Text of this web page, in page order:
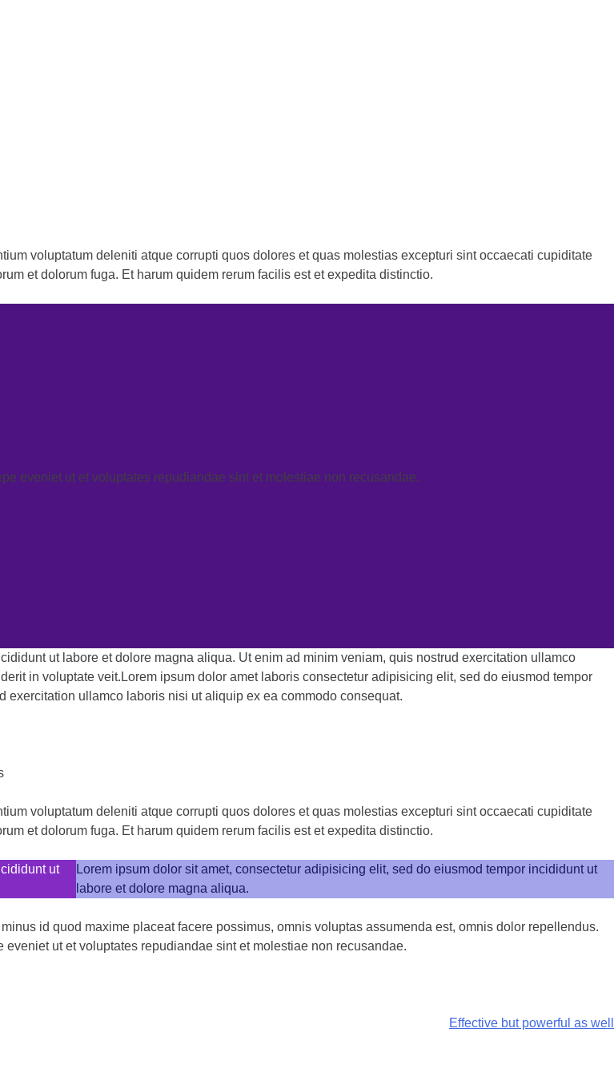
voluptatum deleniti atque corrupti quos dolores et quas molestias excepturi sint occaecati cupiditate
et dolorum fuga. Et harum quidem rerum facilis est et expedita distinctio.
eveniet ut et voluptates repudiandae sint et molestiae non recusandae.
ut labore et dolore magna aliqua. Ut enim ad minim veniam, quis nostrud exercitation ullamco
in voluptate veit.Lorem ipsum dolor amet laboris consectetur adipisicing elit, sed do eiusmod tempor
ullamco laboris nisi ut aliquip ex ea commodo consequat.
voluptatum deleniti atque corrupti quos dolores et quas molestias excepturi sint occaecati cupiditate
et dolorum fuga. Et harum quidem rerum facilis est et expedita distinctio.
ut
Lorem ipsum dolor sit amet, consectetur adipisicing elit, sed do eiusmod tempor incididunt ut
labore et dolore magna aliqua.
id quod maxime placeat facere possimus, omnis voluptas assumenda est, omnis dolor repellendus.
ut et voluptates repudiandae sint et molestiae non recusandae.
Effective but powerful as well